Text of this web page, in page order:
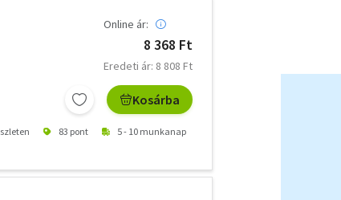
Online ár:
8 368 Ft
Eredeti ár: 8 808 Ft
Kosárba
83 pont 5 - 10 munkanap